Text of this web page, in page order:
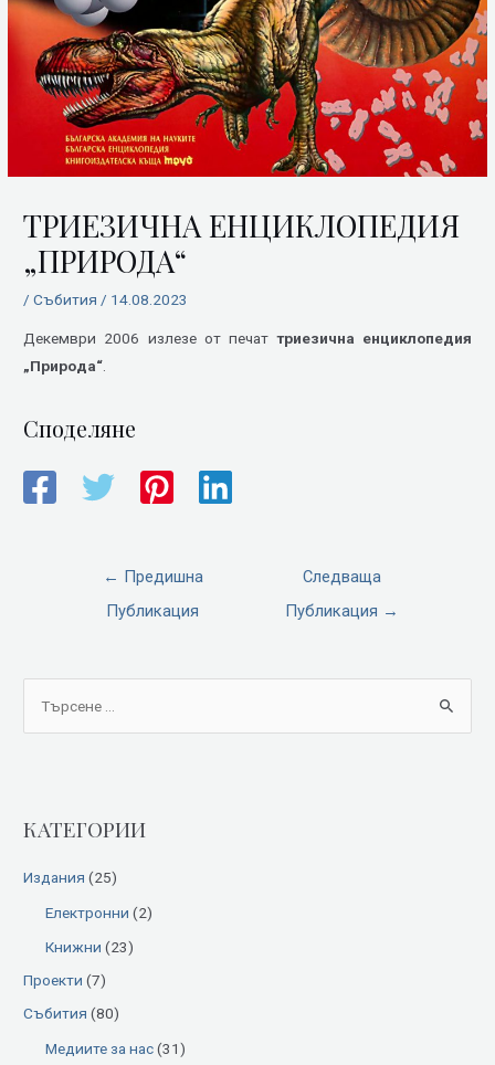
ТРИЕЗИЧНА ЕНЦИКЛОПЕДИЯ
„ПРИРОДА“
/Събития / 14.08.2023
Декември 2006 излезе от печаттриезична енциклопедия
„Природа“.
Споделяне
← Предишна
Публикация
Следваща
Публикация →
c
:
КАТЕГОРИИ
Издания (25)
Електронни (2)
Книжни (23)
Проекти (7)
Събития (80)
Медиите за нас(31)